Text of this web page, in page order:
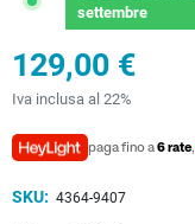
settembre
129,00 €
Iva inclusa al 22%
paga fino a6 rate,
SKU: 4364-9407